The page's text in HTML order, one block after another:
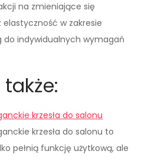
na zmieniające się
w zakresie
do indywidualnych wymagań
krzesła do salonu
krzesła do salonu to
pełnią funkcję użytkową, ale